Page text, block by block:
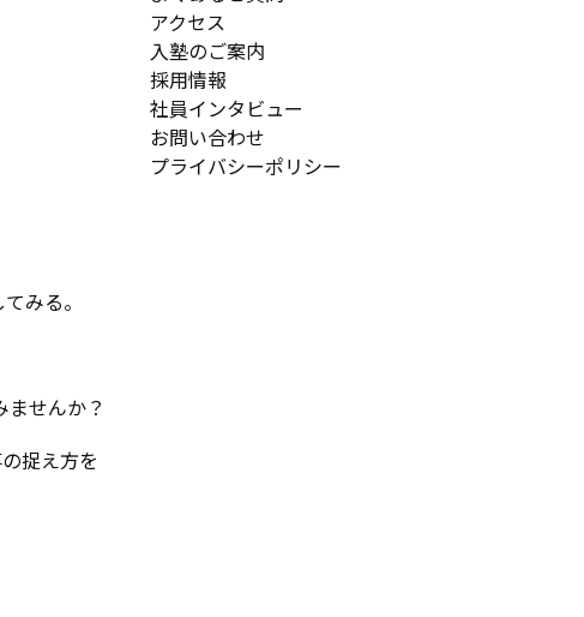
みる。
せんか？
捉え方を
アクセス
入塾のご案内
採用情報
社員インタビュー
お問い合わせ
プライバシーポリシー